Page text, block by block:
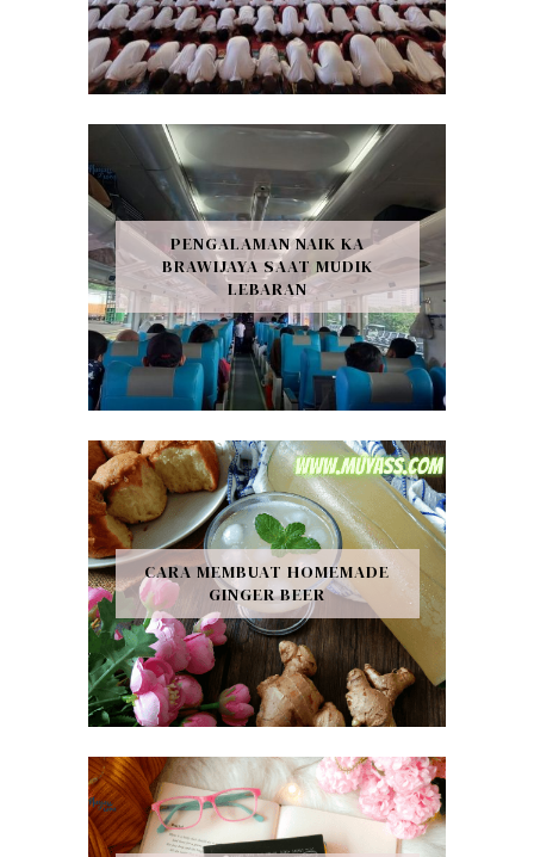
PENGALAMAN NAIK KA
BRAWIJAYA SAAT MUDIK
LEBARAN
CARA MEMBUAT HOMEMADE
GINGER BEER